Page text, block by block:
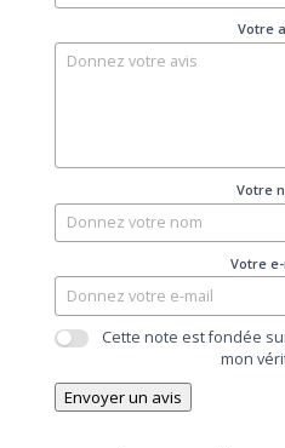
Votre
Votre
Votre
Cette note est fondée
mon
Envoyer un avis